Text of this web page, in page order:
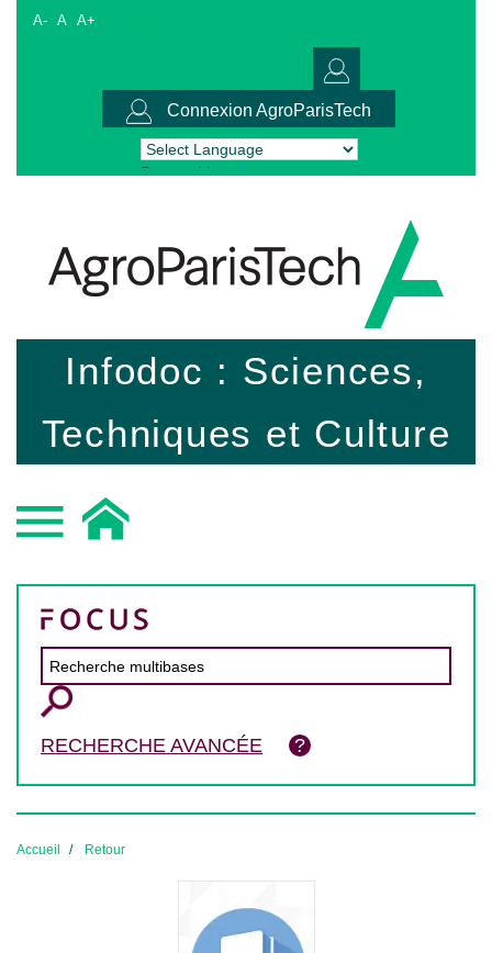
A- A A+
Connexion AgroParisTech
Powered by Translate
Infodoc : Sciences,
Techniques et Culture
RECHERCHE AVANCÉE
Accueil Retour